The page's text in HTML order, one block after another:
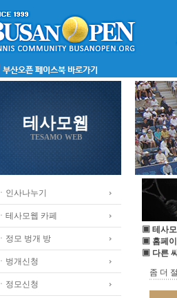
테사모웹
TESAMO WEB
ㆍ인사나누기
ㆍ테사모웹 카페
ㆍ정모 벙개 방
ㆍ벙개신청
ㆍ정모신청
▣ 테사
▣ 홈페
▣ 다른
좀 더